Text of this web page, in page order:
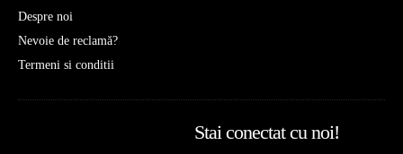
Despre noi
Nevoie de reclamă?
Termeni si conditii
Stai conectat cu noi!